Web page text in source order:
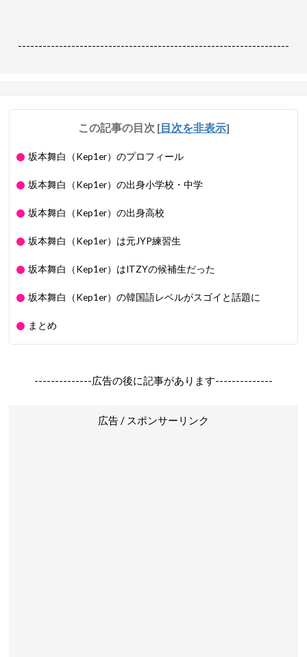
------------------------------------------------------------------
この記事の目次 [目次を非表示]
坂本舞白（Kep1er）のプロフィール
坂本舞白（Kep1er）の出身小学校・中学
坂本舞白（Kep1er）の出身高校
坂本舞白（Kep1er）は元JYP練習生
坂本舞白（Kep1er）はITZYの候補生だった
坂本舞白（Kep1er）の韓国語レベルがスゴイと話題に
まとめ
--------------広告の後に記事があります--------------
広告 / スポンサーリンク